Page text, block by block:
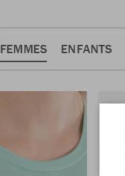
FEMMES ENFANTS